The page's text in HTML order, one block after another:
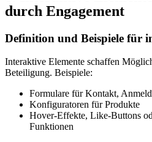
durch Engagement
Definition und Beispiele für
Interaktive Elemente schaffen
Beteiligung. Beispiele:
Formulare für Kontakt,
Konfiguratoren für Produkte
Hover-Effekte, Like-Buttons
Funktionen